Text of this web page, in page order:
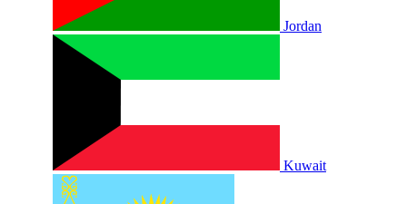
Jordan
Kuwait